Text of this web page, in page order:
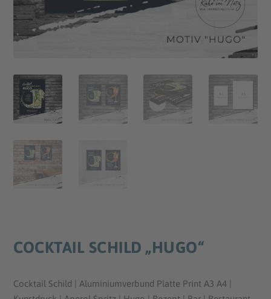
COCKTAIL SCHILD „HUGO“
Cocktail Schild | Aluminiumverbund Platte Print A3 A4 |